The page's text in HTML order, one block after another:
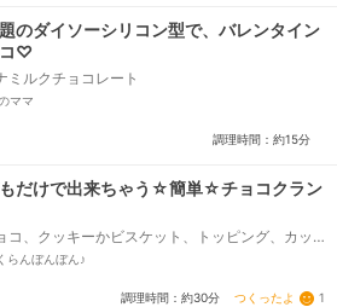
のダイソーシリコン型で、バレンタイン
♡
ミルクチョコレート
ママ
調理時間：約15分
だけで出来ちゃう☆簡単☆チョコクラン
コ、クッキーかビスケット、トッピング、カッ
よりますが
らんぼんぼん♪
調理時間：約30分 つくったよ 1